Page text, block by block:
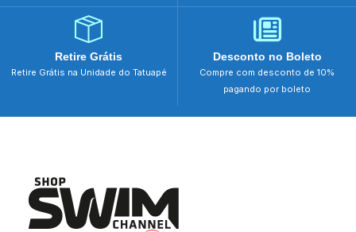
Retire Grátis
Retire Grátis na Unidade do Tatuapé
Desconto no Boleto
Compre com desconto de 10%
pagando por boleto